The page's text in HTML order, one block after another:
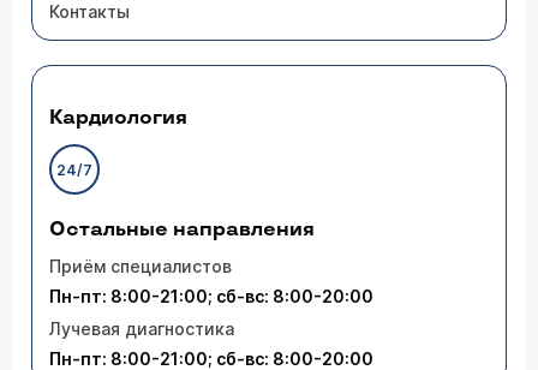
Контакты
Кардиология
24/7
Остальные направления
Приём специалистов
Пн-пт: 8:00-21:00; сб-вс: 8:00-20:00
Лучевая диагностика
Пн-пт: 8:00-21:00; сб-вс: 8:00-20:00